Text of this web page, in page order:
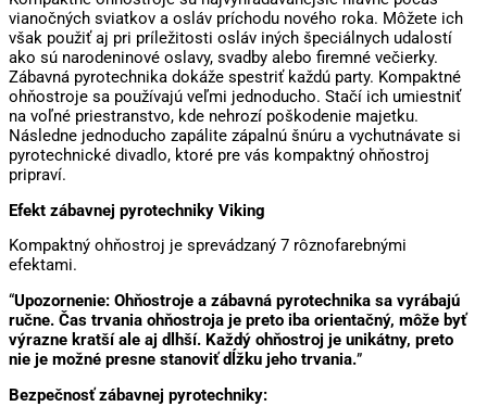
vianočných sviatkov a osláv príchodu nového roka. Môžete ich
však použiť aj pri príležitosti osláv iných špeciálnych udalostí
ako sú narodeninové oslavy, svadby alebo firemné večierky.
Zábavná pyrotechnika dokáže spestriť každú party. Kompaktné
ohňostroje sa používajú veľmi jednoducho. Stačí ich umiestniť
na voľné priestranstvo, kde nehrozí poškodenie majetku.
Následne jednoducho zapálite zápalnú šnúru a vychutnávate si
pyrotechnické divadlo, ktoré pre vás kompaktný ohňostroj
pripraví.
Efekt zábavnej pyrotechniky Viking
Kompaktný ohňostroj je sprevádzaný 7 rôznofarebnými
efektami.
“Upozornenie: Ohňostroje a zábavná pyrotechnika sa vyrábajú
ručne. Čas trvania ohňostroja je preto iba orientačný, môže byť
výrazne kratší ale aj dlhší. Každý ohňostroj je unikátny, preto
nie je možné presne stanoviť dĺžku jeho trvania.”
Bezpečnosť zábavnej pyrotechniky: